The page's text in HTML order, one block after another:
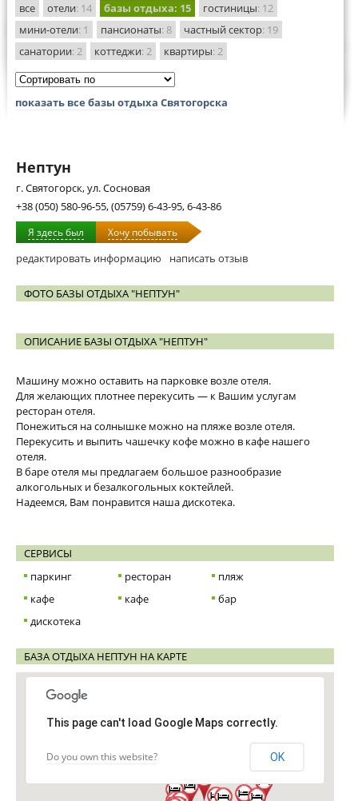
все отели: 14 базы отдыха: 15 гостиницы: 12
мини-отели: 1 пансионаты: 8 частный сектор: 19
санатории: 2 коттеджи: 2 квартиры: 2
показать все базы отдыха Святогорска
Нептун
г. Святогорск, ул. Сосновая
+38 (050) 580-96-55, (05759) 6-43-95, 6-43-86
Я здесь был Хочу побывать
редактировать информацию написать отзыв
ФОТО БАЗЫ ОТДЫХА "НЕПТУН"
ОПИСАНИЕ БАЗЫ ОТДЫХА "НЕПТУН"
Машину можно оставить на парковке возле отеля.
Для желающих плотнее перекусить — к Вашим услугам
ресторан отеля.
Понежиться на солнышке можно на пляже возле отеля.
Перекусить и выпить чашечку кофе можно в кафе нашего
отеля.
В баре отеля мы предлагаем большое разнообразие
алкогольных и безалкогольных коктейлей.
Надеемся, Вам понравится наша дискотека.
СЕРВИСЫ
паркинг
ресторан
пляж
кафе
кафе
бар
дискотека
БАЗА ОТДЫХА НЕПТУН НА КАРТЕ
This page can't load Google Maps correctly.
Do you own this website? OK